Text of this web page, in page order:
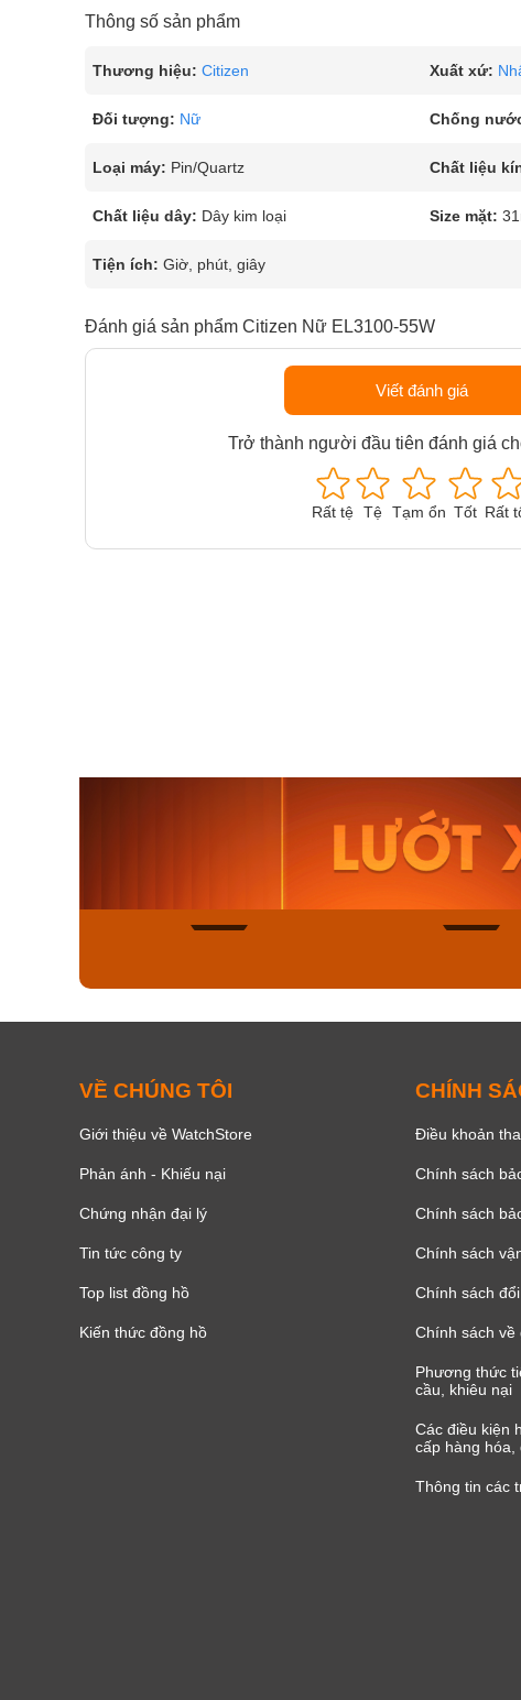
Thông số sản phẩm
Thương hiệu: Citizen Xuất xứ:
Đối tượng: Nữ Chống
Loại máy: Pin/Quartz Chất liệu
Chất liệu dây: Dây kim loại Size mặt:
Tiện ích: Giờ, phút, giây
Đánh giá sản phẩm Citizen Nữ EL3100-55W
Viết đánh giá
Trở thành người đầu tiên đánh giá
Rất tệ Tệ Tạm ổn Tốt Rất
Casio Nam
115D-1AVDF
2.823.000₫
2.399.550₫
Mua ngay
VỀ CHÚNG TÔI
Giới thiệu về WatchStore
Phản ánh - Khiếu nại
Chứng nhận đại lý
Tin tức công ty
Top list đồng hồ
Kiến thức đồng hồ
CHÍNH
Điều khoản
Chính sách
Chính sách
Chính sách
Chính sách
Chính sách về
Phương thức
cầu, khiêu nại
Các điều kiện
cấp hàng hóa,
Thông tin các